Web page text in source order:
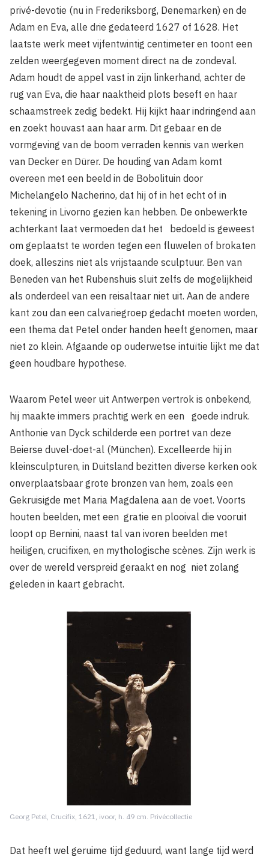
privé-devotie (nu in Frederiksborg, Denemarken) en de
Adam en Eva, alle drie gedateerd 1627 of 1628. Het
laatste werk meet vijfentwintig centimeter en toont een
zelden weergegeven moment direct na de zondeval.
Adam houdt de appel vast in zijn linkerhand, achter de
rug van Eva, die haar naaktheid plots beseft en haar
schaamstreek zedig bedekt. Hij kijkt haar indringend aan
en zoekt houvast aan haar arm. Dit gebaar en de
vormgeving van de boom verraden kennis van werken
van Decker en Dürer. De houding van Adam komt
overeen met een beeld in de Bobolituin door
Michelangelo Nacherino, dat hij of in het echt of in
tekening in Livorno gezien kan hebben. De onbewerkte
achterkant laat vermoeden dat het bedoeld is geweest
om geplaatst te worden tegen een fluwelen of brokaten
doek, alleszins niet als vrijstaande sculptuur. Ben van
Beneden van het Rubenshuis sluit zelfs de mogelijkheid
als onderdeel van een reisaltaar niet uit. Aan de andere
kant zou dan een calvariegroep gedacht moeten worden,
een thema dat Petel onder handen heeft genomen, maar
niet zo klein. Afgaande op ouderwetse intuïtie lijkt me dat
geen houdbare hypothese.
Waarom Petel weer uit Antwerpen vertrok is onbekend,
hij maakte immers prachtig werk en een goede indruk.
Anthonie van Dyck schilderde een portret van deze
Beierse duvel-doet-al (München). Excelleerde hij in
kleinsculpturen, in Duitsland bezitten diverse kerken ook
onverplaatsbaar grote bronzen van hem, zoals een
Gekruisigde met Maria Magdalena aan de voet. Voorts
houten beelden, met een gratie en plooival die vooruit
loopt op Bernini, naast tal van ivoren beelden met
heiligen, crucifixen, en mythologische scènes. Zijn werk is
over de wereld verspreid geraakt en nog niet zolang
geleden in kaart gebracht.
Georg Petel, Crucifix, 1621, ivoor, h. 49 cm. Privécollectie
Dat heeft wel geruime tijd geduurd, want lange tijd werd